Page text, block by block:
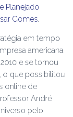
Planejado
Gomes.
em tempo
americana
e se tornou
o que possibilitou
online de
André
pelo